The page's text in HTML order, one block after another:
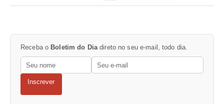
Receba o Boletim do Dia direto no seu e-mail, todo dia.
Inscrever